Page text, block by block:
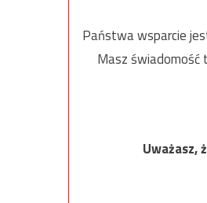
Państwa wsparcie
Masz świadomość
Uważasz,